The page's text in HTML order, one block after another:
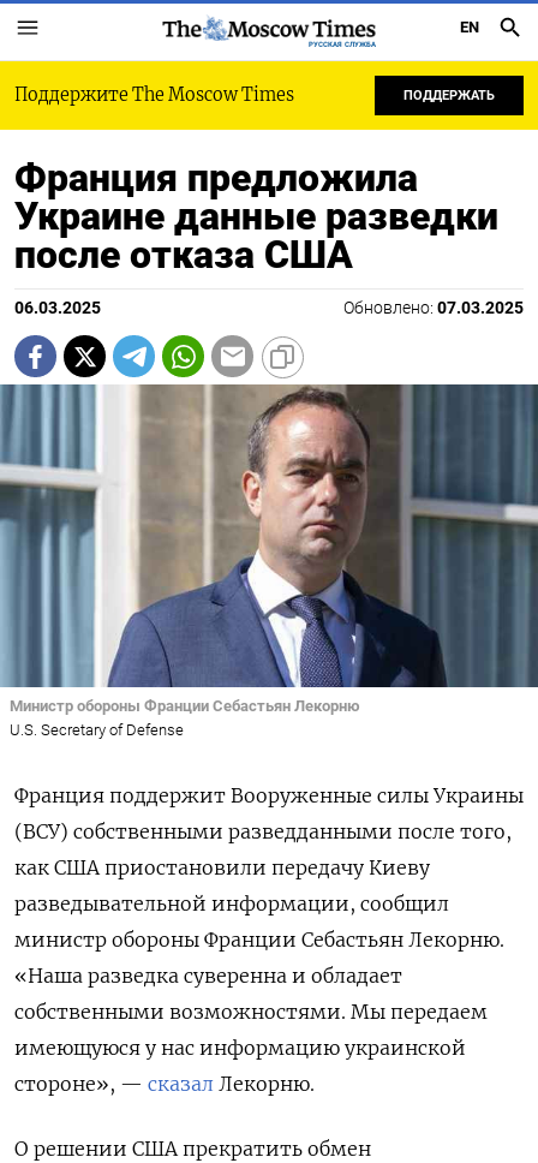
РУССКАЯ СЛУЖБА
EN
Поддержите The Moscow Times ПОДДЕРЖАТЬ
Франция предложила
Украине данные разведки
после отказа США
06.03.2025 Обновлено: 07.03.2025
Министр обороны Франции Себастьян Лекорню
U.S. Secretary of Defense
Франция поддержит Вооруженные силы Украины
(ВСУ) собственными разведданными после того,
как США приостановили передачу Киеву
разведывательной информации, сообщил
министр обороны Франции Себастьян Лекорню.
«Наша разведка суверенна и обладает
собственными возможностями. Мы передаем
имеющуюся у нас информацию украинской
стороне», — сказал Лекорню.
О решении США прекратить обмен